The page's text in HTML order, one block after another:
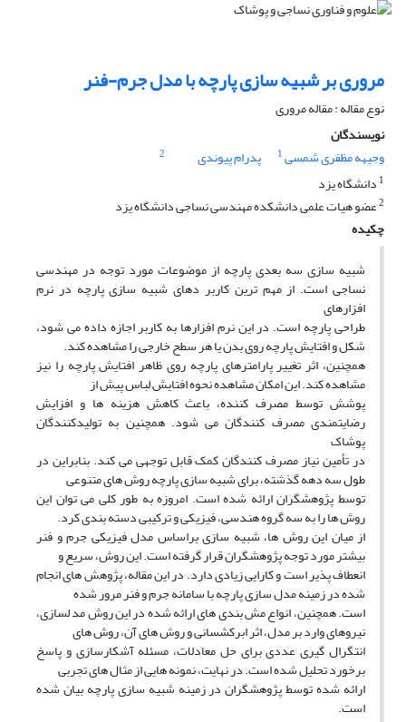
مروری بر شبیه سازی پارچه با مدل جرم-فنر
نوع مقاله : مقاله مروری
نویسندگان
وجیهه مظفری شمسی1 پدرام پیوندی
2
1 دانشگاه یزد
2عضو هیات علمی دانشکده مهندسی نساجی دانشگاه یزد
چکیده
شبیه سازی سه بعدی پارچه از موضوعات مورد توجه در مهندسی
نساجی است. از مهم ترین کاربر دهای شبیه سازی پارچه در نرم
افزارهای
طراحی پارچه است. در این نرم افزارها به کاربر اجازه داده می شود،
شکل و افتایش پارچه روی بدن یا هر سطح خارجی را مشاهده کند.
همچنین، اثر تغییر پارامترهای پارچه روی ظاهر افتایش پارچه را نیز
مشاهده کند. این امکان مشاهده نحوه افتایش لباس پیش از
پوشش توسط مصرف کننده، باعث کاهش هزینه ها و افزایش
رضایتمندی مصرف کنندگان می شود. همچنین به تولیدکنندگان
پوشاک
در تأمین نیاز مصرف کنندگان کمک قابل توجهی می کند. بنابراین در
طول سه دهه گذشته، برای شبیه سازی پارچه روش های متنوعی
توسط پژوهشگران ارائه شده است. امروزه به طور کلی می توان این
روش ها را به سه گروه هندسی، فیزیکی و ترکیبی دسته بندی کرد.
از میان این روش ها، شبیه سازی براساس مدل فیزیکی جرم و فنر
بیشتر مورد توجه پژوهشگران قرار گرفته است. این روش، سریع و
انعطاف پذیر است و کارایی زیادی دارد. در این مقاله، پژوهش های انجام
شده در زمینه مدل سازی پارچه با سامانه جرم و فنر مرور شده
است. همچنین، انواع مش بندی های ارائه شده در این روش مد لسازی،
نیروهای وارد بر مدل، اثر ابرکشسانی و روش های آن، روش های
انتگرال گیری عددی برای حل معادلات، مسئله آشکارسازی و پاسخ
برخورد تحلیل شده است. در نهایت، نمونه هایی از مثال های تجربی
ارائه شده توسط پژوهشگران در زمینه شبیه سازی پارچه بیان شده
است.